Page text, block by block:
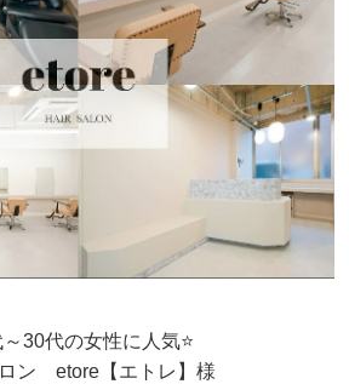
30代の女性に人気⭐
ン etore【エトレ】様